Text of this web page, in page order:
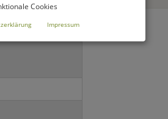
Cookies
Impressum